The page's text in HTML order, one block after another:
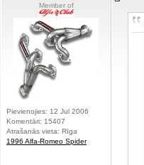
Member of
Pievienojies: 12 Jul 2006
Komentāri: 15407
Atrašanās vieta: Rīga
1996 Alfa-Romeo Spider